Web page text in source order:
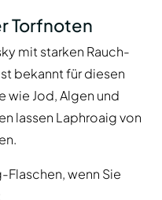
Torfnoten
mit starken Rauch-
bekannt für diesen
wie Jod, Algen und
lassen Laphroaig von
wenn Sie